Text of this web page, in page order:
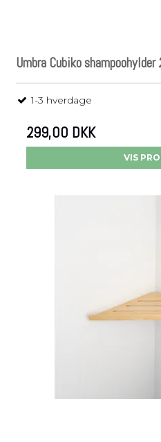
Umbra Cubiko
1-3 hverdage
299,00 DKK
VIS